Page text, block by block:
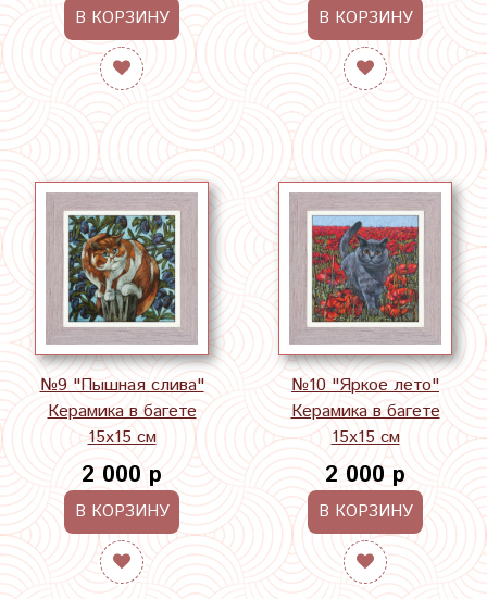
В КОРЗИНУ В КОРЗИНУ
№9 "Пышная слива"
Керамика в багете
15х15 см
2 000 р
В КОРЗИНУ
№10 "Яркое лето"
Керамика в багете
15х15 см
2 000 р
В КОРЗИНУ